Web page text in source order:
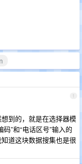
1
到的，就是在选择器模
”和“电话区号”输入的
道这块数据搜集也是很